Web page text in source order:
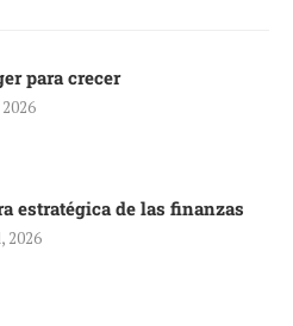
para crecer
estratégica de las finanzas
2026